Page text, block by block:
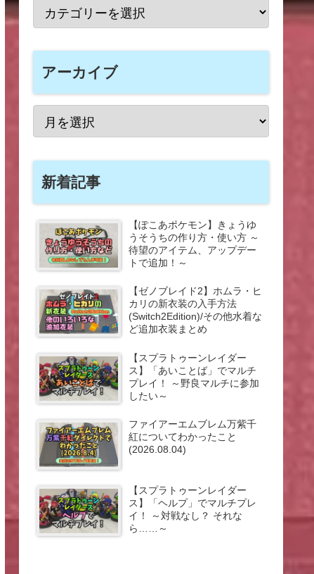
アーカイブ
新着記事
【ぽこあポケモン】きょうゆ
うそうちの作り方・使い方 ～
待望のアイテム、アップデー
トで追加！～
【ゼノブレイド2】ホムラ・ヒ
カリの新衣装の入手方法
(Switch2Edition)/その他水着な
ど追加衣装まとめ
【スプラトゥーンレイダー
ス】「あいことば」でマルチ
プレイ！ ～野良マルチに参加
したい～
ファイアーエムブレム万紫千
紅についてわかったこと
(2026.08.04)
【スプラトゥーンレイダー
ス】「ヘルプ」でマルチプレ
イ！ ～対戦なし？ それな
ら……～